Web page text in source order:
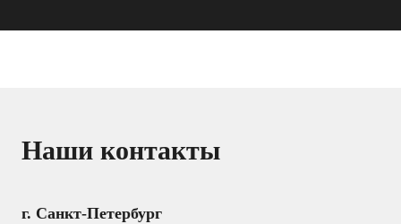
Наши контакты
г. Санкт-Петербург